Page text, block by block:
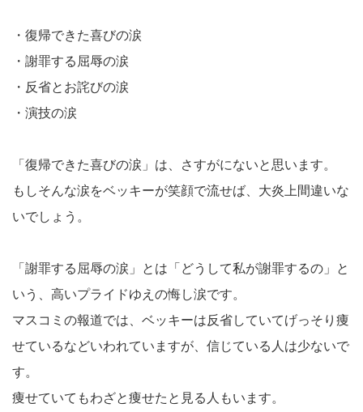
・復帰できた喜びの涙
・謝罪する屈辱の涙
・反省とお詫びの涙
・演技の涙
「復帰できた喜びの涙」は、さすがにないと思います。
もしそんな涙をベッキーが笑顔で流せば、大炎上間違いな
いでしょう。
「謝罪する屈辱の涙」とは「どうして私が謝罪するの」と
いう、高いプライドゆえの悔し涙です。
マスコミの報道では、ベッキーは反省していてげっそり痩
せているなどいわれていますが、信じている人は少ないで
す。
痩せていてもわざと痩せたと見る人もいます。